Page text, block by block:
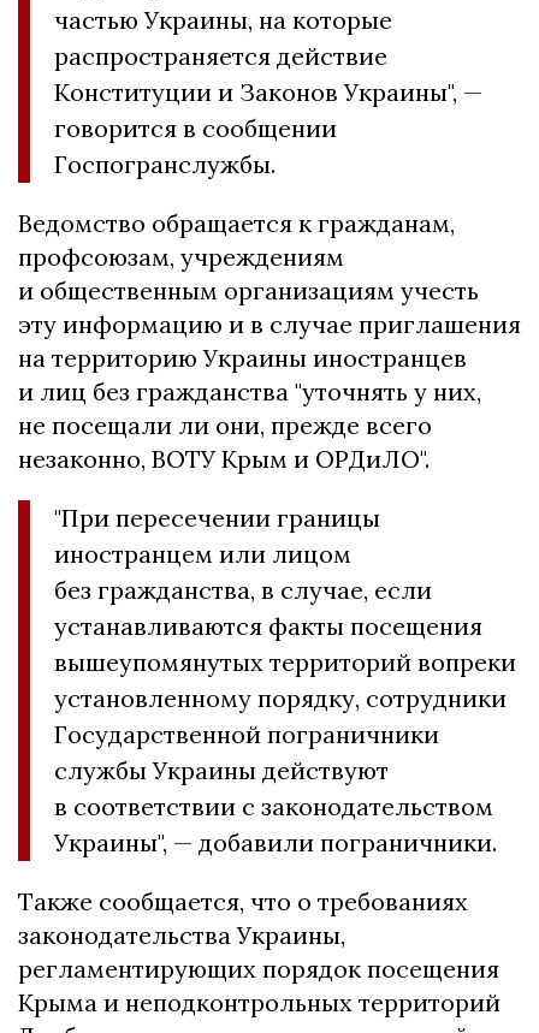
частью Украины, на которые
распространяется действие
Конституции и Законов Украины", —
говорится в сообщении
Госпогранслужбы.
Ведомство обращается к гражданам,
профсоюзам, учреждениям
и общественным организациям учесть
эту информацию и в случае приглашения
на территорию Украины иностранцев
и лиц без гражданства "уточнять у них,
не посещали ли они, прежде всего
незаконно, ВОТУ Крым и ОРДиЛО".
"При пересечении границы
иностранцем или лицом
без гражданства, в случае, если
устанавливаются факты посещения
вышеупомянутых территорий вопреки
установленному порядку, сотрудники
Государственной пограничники
службы Украины действуют
в соответствии с законодательством
Украины", — добавили пограничники.
Также сообщается, что о требованиях
законодательства Украины,
регламентирующих порядок посещения
Крыма и неподконтрольных территорий